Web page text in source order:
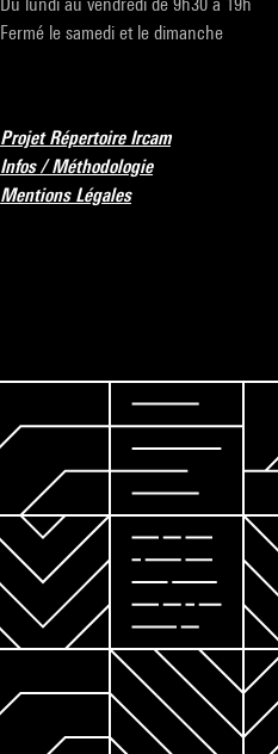
Fermé le samedi et le dimanche
Projet Répertoire Ircam
Infos / Méthodologie
Mentions Légales